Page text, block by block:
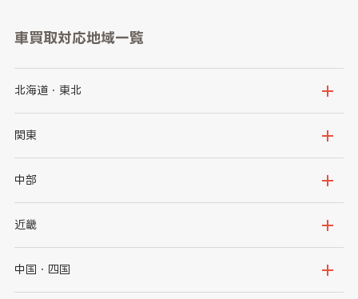
車買取対応地域一覧
北海道・東北
北海道
岩手県
秋田県
関東
茨城県
群馬県
千葉県
中部
新潟県
石川県
近畿
大阪府
中国・四国